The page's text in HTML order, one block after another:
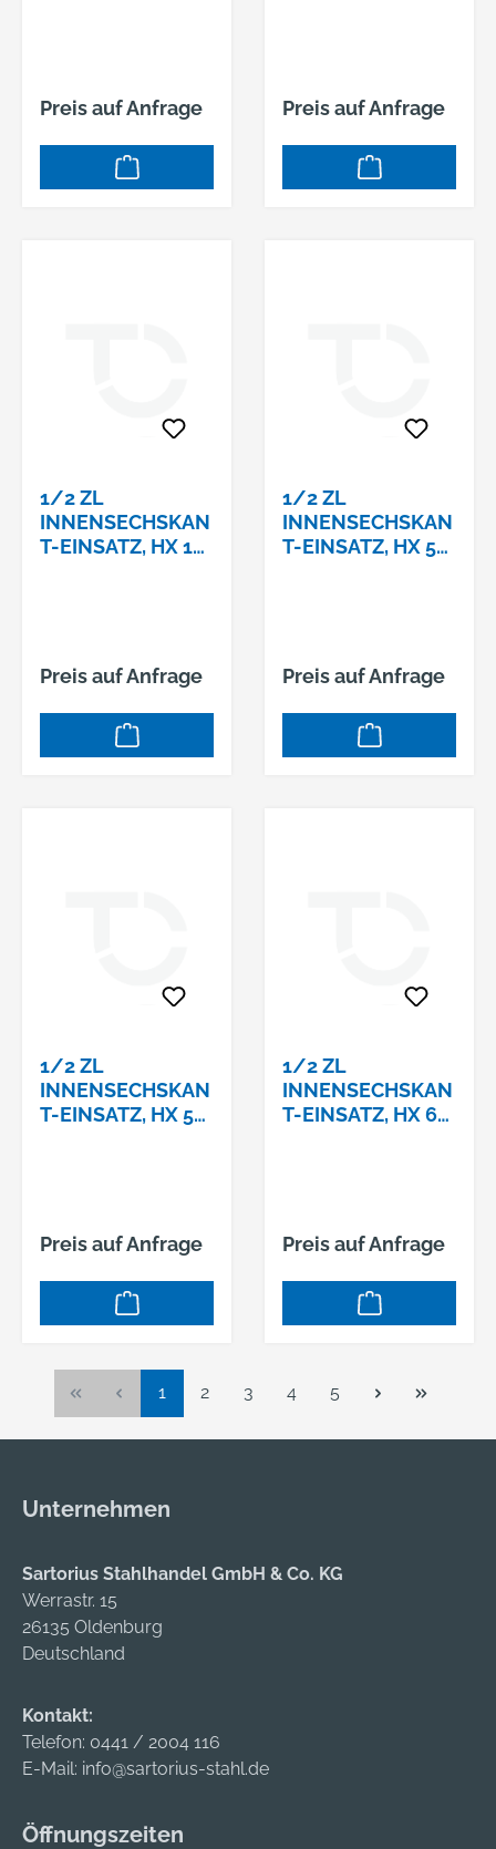
Preis auf Anfrage Preis auf Anfrage
1/2 ZL
INNENSECHSKAN
T-EINSATZ, HX 19
Preis auf Anfrage
1/2 ZL
INNENSECHSKAN
T-EINSATZ, HX 5
Preis auf Anfrage
1/2 ZL
INNENSECHSKAN
T-EINSATZ, HX 5
Preis auf Anfrage
1/2 ZL
INNENSECHSKAN
T-EINSATZ, HX 6
Preis auf Anfrage
Seite
1 Seite
2 Seite
3 Seite
4 Seite
5
Unternehmen
Sartorius Stahlhandel GmbH & Co. KG
Werrastr. 15
26135 Oldenburg
Deutschland
Kontakt:
Telefon: 0441 / 2004 116
E-Mail: info@sartorius-stahl.de
Öffnungszeiten